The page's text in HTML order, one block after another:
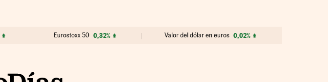
Eurostoxx 50 0,32% Valor del dólar en euros 0,02%